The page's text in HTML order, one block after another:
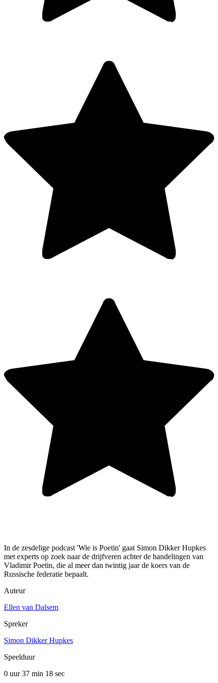
In de zesdelige podcast 'Wie is Poetin' gaat Simon Dikker Hupkes
met experts op zoek naar de drijfveren achter de handelingen van
Vladimir Poetin, die al meer dan twintig jaar de koers van de
Russische federatie bepaalt.
Auteur
Ellen van Dalsem
Spreker
Simon Dikker Hupkes
Speelduur
0 uur 37 min 18 sec